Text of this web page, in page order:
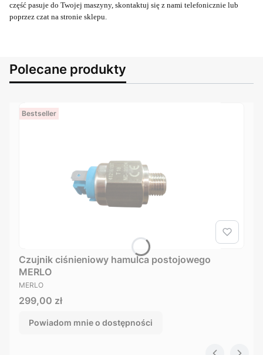
część pasuje do Twojej maszyny, skontaktuj się z nami telefonicznie lub
poprzez czat na stronie sklepu.
Polecane produkty
Bestseller
Czujnik ciśnieniowy hamulca postojowego
MERLO
PRODUCENT
MERLO
Cena
299,00 zł
Powiadom mnie o dostępności